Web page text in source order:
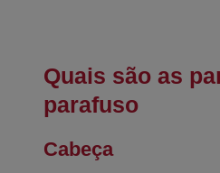
Quais são as
parafuso
Cabeça